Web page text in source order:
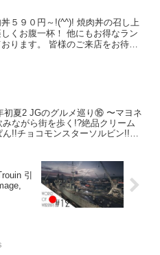
５９０円～!(^^)! 焼肉丼の召し上
くお腹一杯！ 他にもお得なラン
ります。 皆様のご来店をお待ち
初夏2 JGのグルメ巡り⑯ 〜マヨネ
みながら街を歩く!?絶品クリーム
ん!!チョコモンスターソルビン!!ト
引